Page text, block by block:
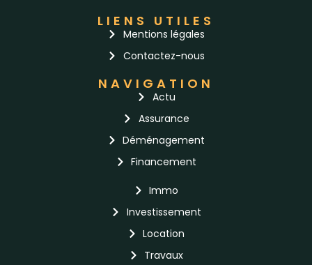
Lire la suite
LIENS UTILES
Mentions légales
Contactez-nous
NAVIGATION
Actu
Assurance
Déménagement
Financement
Immo
Investissement
Location
Travaux